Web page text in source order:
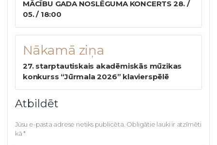
MĀCĪBU GADA NOSLĒGUMA KONCERTS 28. /
05. / 18:00
Nākamā ziņa
27. starptautiskais akadēmiskās mūzikas
konkurss “Jūrmala 2026” klavierspēlē
Atbildēt
Jūsu e-pasta adrese netiks publicēta. Obligātie lauki ir atzīmēti
kā*